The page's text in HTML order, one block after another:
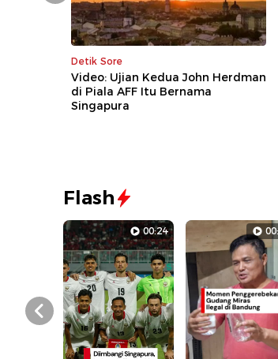
Detik Sore
Video: Ujian Kedua John Herdman
di Piala AFF Itu Bernama
Singapura
Prev
Flash
00:24
Prev